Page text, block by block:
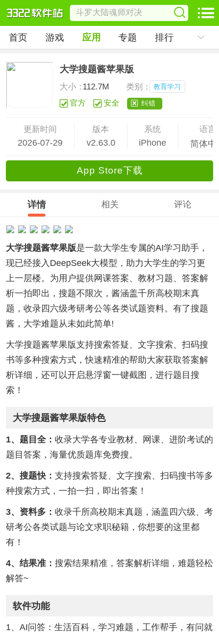
首页 游戏 应用 专题 排行
大学搜题酱苹果版
大小：112.7M 类别： 教育学习
官方 安全 纠错
更新时间
2026-07-29
版本
v2.63.0
系统
iPhone
语言
简体中
App Store下载
详情 相关 评论
大学搜题酱苹果版是一款大学生专属的AI学习助手，
现已经接入DeepSeek大模型，助力大学生的学习更
上一层楼。为用户提供网课答案、教材习题、答案解
析一拍即出，搜题不限次，酱涵盖千所高校期末真
题，收录四六级考研考公等各类试题资料。有了搜题
酱，大学难题从未如此简单!
大学搜题酱苹果版支持搜索答疑、文字搜索、扫码搜
书等多种搜索方式，快速精准的帮助大家获取答案解
析详细，还可以开启悬浮窗一键截图，进行题目搜
索！
大学搜题酱苹果版特色
1、题目全： 收录大学各专业教材、网课、进阶考试的
题目答案，海量优质题库免费搜。
2、搜题快： 支持搜索答疑、文字搜索、扫码搜书等多
种搜索方式，一拍一扫，即出答案！
3、资料多： 收录千所高校期末真题，涵盖四六级、考
研考公各类试题与论文求职秘籍，你想要的这里都
有！
4、结果准： 搜索结果精准，答案解析详细，难题轻松
解答~
软件功能
1、AI问答：生活百科，学习难题，工作帮手，有问就